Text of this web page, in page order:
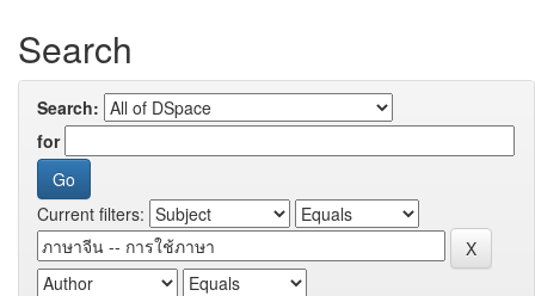
Search
Search:
for
Current filters: